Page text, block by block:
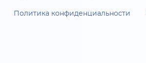
Политика конфиденциальности